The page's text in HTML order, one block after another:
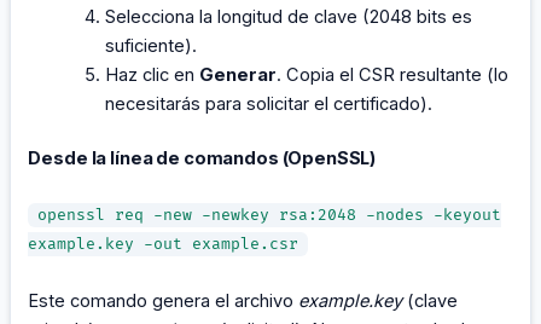
Selecciona la longitud de clave (2048 bits es
suficiente).
Haz clic en Generar. Copia el CSR resultante (lo
necesitarás para solicitar el certificado).
Desde la línea de comandos (OpenSSL)
openssl req -new -newkey rsa:2048 -nodes -keyout
example.key -out example.csr
Este comando genera el archivo example.key(clave